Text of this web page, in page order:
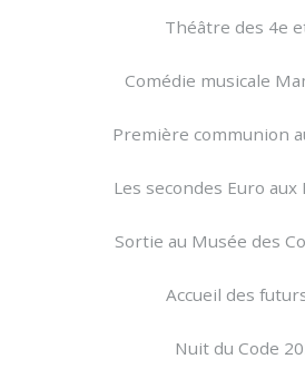
Théâtre des 4e
Comédie musicale
Première communion
Les secondes Euro aux
Sortie au Musée des
Accueil des
Nuit du Code